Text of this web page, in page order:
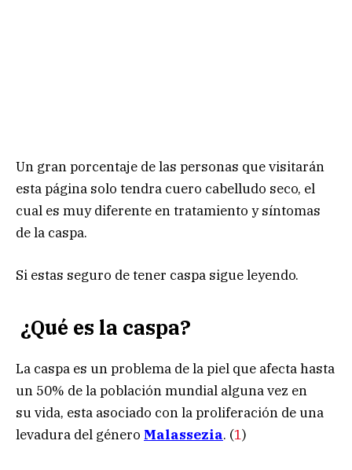
Un gran porcentaje de las personas que visitarán
esta página solo tendra cuero cabelludo seco, el
cual es muy diferente en tratamiento y síntomas
de la caspa.
Si estas seguro de tener caspa sigue leyendo.
¿Qué es la caspa?
La caspa es un problema de la piel que afecta hasta
un 50% de la población mundial alguna vez en
su vida, esta asociado con la proliferación de una
levadura del género Malassezia. (1)